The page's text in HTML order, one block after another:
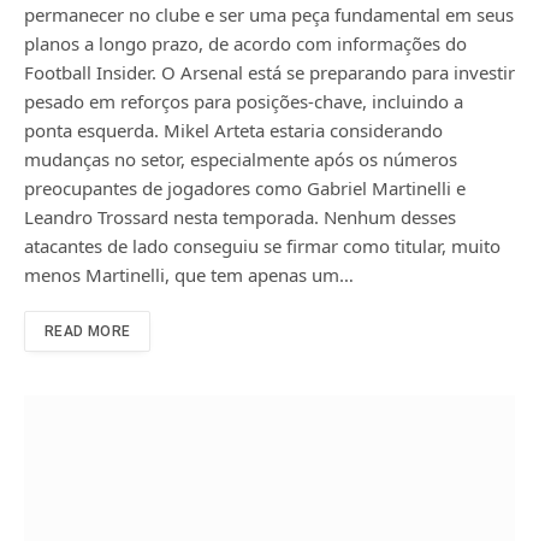
permanecer no clube e ser uma peça fundamental em seus
planos a longo prazo, de acordo com informações do
Football Insider. O Arsenal está se preparando para investir
pesado em reforços para posições-chave, incluindo a
ponta esquerda. Mikel Arteta estaria considerando
mudanças no setor, especialmente após os números
preocupantes de jogadores como Gabriel Martinelli e
Leandro Trossard nesta temporada. Nenhum desses
atacantes de lado conseguiu se firmar como titular, muito
menos Martinelli, que tem apenas um…
READ MORE